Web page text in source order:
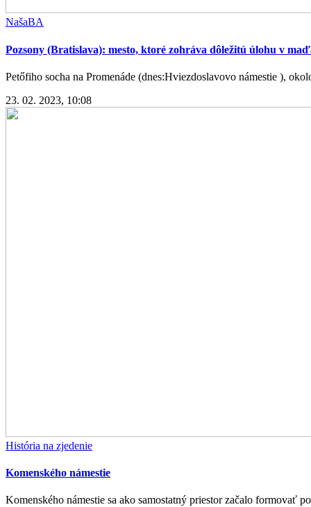
NašaBA
Pozsony (Bratislava): mesto, ktoré zohráva dôležitú úlohu v
Petőfiho socha na Promenáde (dnes:Hviezdoslavovo námestie ),
23. 02. 2023, 10:08
História na zjedenie
Komenského námestie
Komenského námestie sa ako samostatný priestor začalo formovať